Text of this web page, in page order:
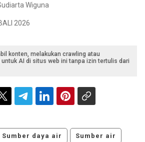
Wiguna
2026
konten, melakukan crawling atau
AI di situs web ini tanpa izin tertulis dari
Sumber daya air Sumber air